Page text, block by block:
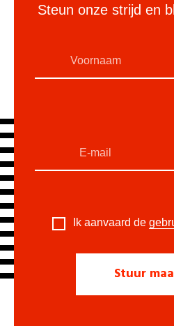
Steun onze strijd en
Ik aanvaard de